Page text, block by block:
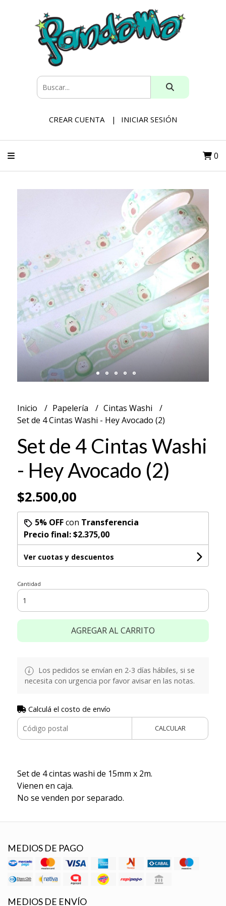
CREAR CUENTA INICIAR SESIÓN
0
Inicio Papelería
Cintas Washi
Set de 4 Cintas Washi - Hey Avocado (2)
Set de 4 Cintas Washi
- Hey Avocado (2)
$2.500,00
5% OFFcon Transferencia
Precio final:$2.375,00
Ver cuotas y descuentos
Cantidad
AGREGAR AL CARRITO
Los pedidos se envían en 2-3 días hábiles, si se
necesita con urgencia por favor avisar en las notas.
Calculá el costo de envío
CALCULAR
Set de 4 cintas washi de 15mm x 2m.
Vienen en caja.
No se venden por separado.
MEDIOS DE PAGO
MEDIOS DE ENVÍO